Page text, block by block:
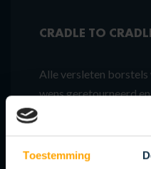
Toestemming
CRADLE TO
Alle versleten
wens geretourneerd